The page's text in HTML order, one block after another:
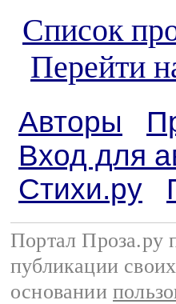
Список
Перейти
Авторы
Вход для
Стихи.ру
Портал Проза.ру
публикации
основании